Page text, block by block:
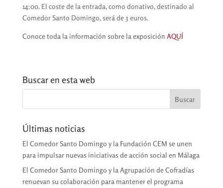
14:00. El coste de la entrada, como donativo, destinado al
Comedor Santo Domingo, será de 3 euros.
Conoce toda la información sobre la exposición AQUÍ
Buscar en esta web
Últimas noticias
El Comedor Santo Domingo y la Fundación CEM se unen
para impulsar nuevas iniciativas de acción social en Málaga
El Comedor Santo Domingo y la Agrupación de Cofradías
renuevan su colaboración para mantener el programa